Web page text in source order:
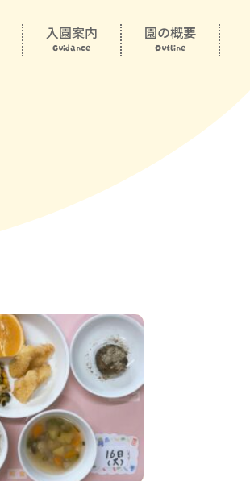
入園案内
Guidance
園の概要
Outline